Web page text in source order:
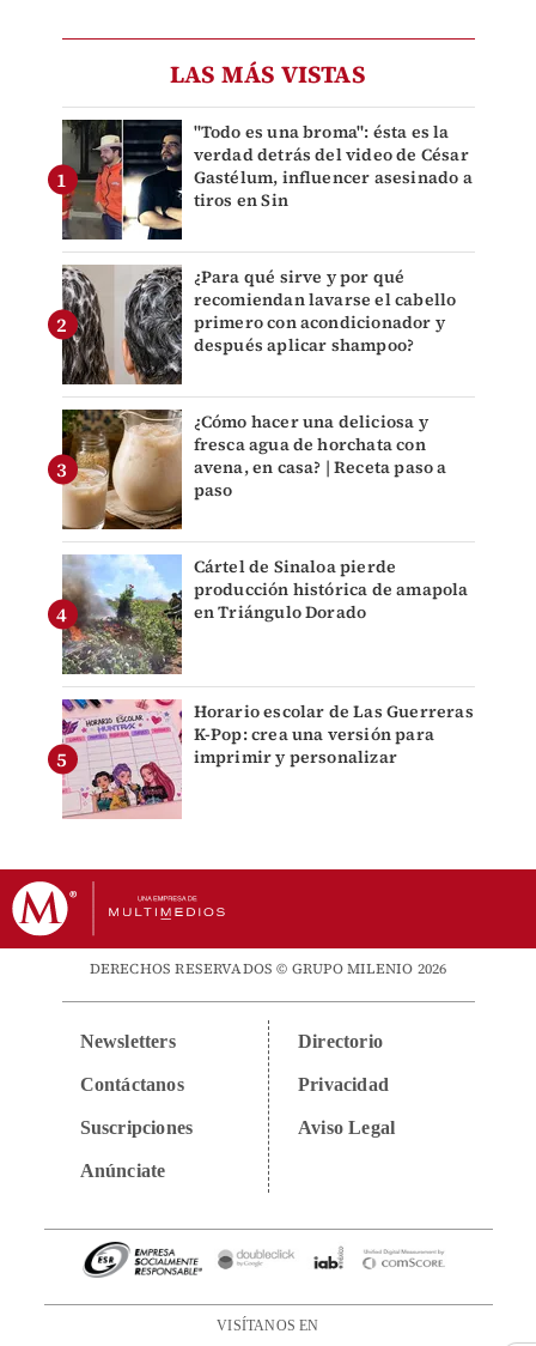
LAS MÁS VISTAS
"Todo es una broma": ésta es la
verdad detrás del video de César
Gastélum, influencer asesinado a
tiros en Sin
¿Para qué sirve y por qué
recomiendan lavarse el cabello
primero con acondicionador y
después aplicar shampoo?
¿Cómo hacer una deliciosa y
fresca agua de horchata con
avena, en casa? | Receta paso a
paso
Cártel de Sinaloa pierde
producción histórica de amapola
en Triángulo Dorado
Horario escolar de Las Guerreras
K-Pop: crea una versión para
imprimir y personalizar
DERECHOS RESERVADOS © GRUPO MILENIO 2026
Newsletters
Contáctanos
Suscripciones
Anúnciate
Directorio
Privacidad
Aviso Legal
VISÍTANOS EN